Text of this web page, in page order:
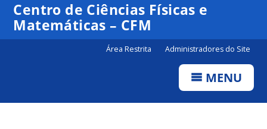
Canais
Centro de Ciências Físicas e
Matemáticas – CFM
Área Restrita Administradores do Site
MENU